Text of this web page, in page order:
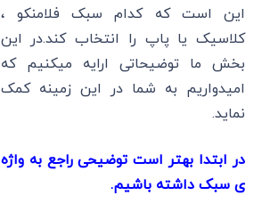
این است که کدام سبک فلامنکو ،
کلاسیک یا پاپ را انتخاب کند.در این
بخش ما توضیحاتی ارایه میکنیم که
امیدواریم به شما در این زمینه کمک
نماید.
در ابتدا بهتر است توضیحی راجع به واژه
ی سبک داشته باشیم.